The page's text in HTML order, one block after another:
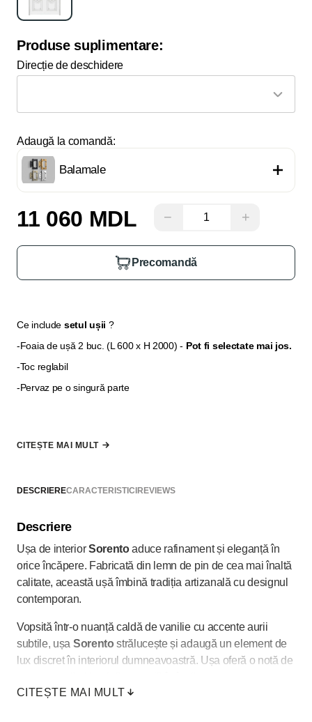
Produse suplimentare:
Direcție de deschidere
Adaugă la comandă:
Balamale
11 060 MDL − +
Precomandă
Ce include setul ușii ?
-Foaia de ușă 2 buc. (L 600 x H 2000)- Pot fi selectate mai jos.
-Toc reglabil
-Pervaz pe o singură parte
selectează din secțiunea
selectate din secțiunea "Adaugă la comandă"
CITEȘTE MAI MULT
DESCRIERECARACTERISTICI REVIEWS
Descriere
Ușa de interiorSorentoaduce rafinament și eleganță în
orice încăpere. Fabricată din lemn de pin de cea mai înaltă
calitate, această ușă îmbină tradiția artizanală cu designul
contemporan.
Vopsită într-o nuanță caldă de vanilie cu accente aurii
subtile, ușa Sorento strălucește și adaugă un element de
lux discret în interiorul dumneavoastră. Ușa oferă o notă de
CITEȘTE MAI MULT